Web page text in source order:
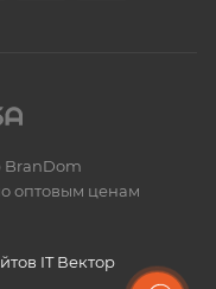
BranDom
оптовым ценам
IT Вектор